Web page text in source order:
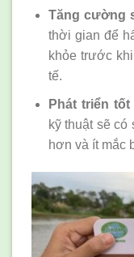
Tăng cường
thời gian để
khỏe trước
tế.
Phát triển
kỹ thuật sẽ có
hơn và ít mắc